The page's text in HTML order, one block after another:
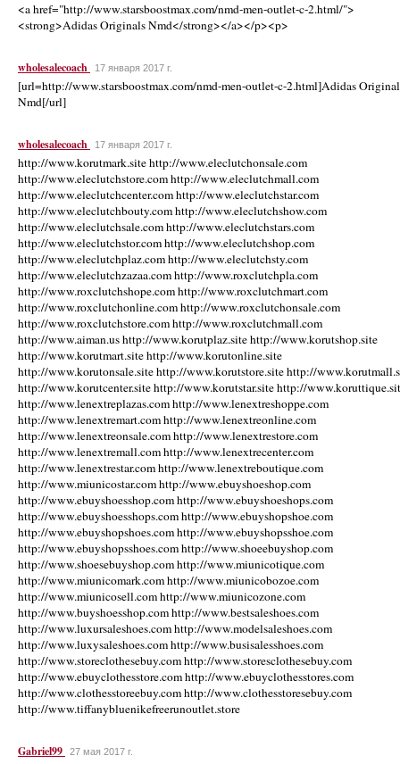
<a href="http://www.starsboostmax.com/nmd-men-outlet-c-2.html/">
<strong>Adidas Originals Nmd</strong></a></p><p>
wholesalecoach 17 января 2017 г.
[url=http://www.starsboostmax.com/nmd-men-outlet-c-2.html]Adidas
Nmd[/url]
wholesalecoach 17 января 2017 г.
http://www.korutmark.site http://www.eleclutchonsale.com
http://www.eleclutchstore.com http://www.eleclutchmall.com
http://www.eleclutchcenter.com http://www.eleclutchstar.com
http://www.eleclutchbouty.com http://www.eleclutchshow.com
http://www.eleclutchsale.com http://www.eleclutchstars.com
http://www.eleclutchstor.com http://www.eleclutchshop.com
http://www.eleclutchplaz.com http://www.eleclutchsty.com
http://www.eleclutchzazaa.com http://www.roxclutchpla.com
http://www.roxclutchshope.com http://www.roxclutchmart.com
http://www.roxclutchonline.com http://www.roxclutchonsale.com
http://www.roxclutchstore.com http://www.roxclutchmall.com
http://www.aiman.us http://www.korutplaz.site http://www.korutshop.site
http://www.korutmart.site http://www.korutonline.site
http://www.korutonsale.site http://www.korutstore.site http://
http://www.korutcenter.site http://www.korutstar.site http://
http://www.lenextreplazas.com http://www.lenextreshoppe.com
http://www.lenextremart.com http://www.lenextreonline.com
http://www.lenextreonsale.com http://www.lenextrestore.com
http://www.lenextremall.com http://www.lenextrecenter.com
http://www.lenextrestar.com http://www.lenextreboutique.com
http://www.miunicostar.com http://www.ebuyshoeshop.com
http://www.ebuyshoesshop.com http://www.ebuyshoeshops.com
http://www.ebuyshoesshops.com http://www.ebuyshopshoe.com
http://www.ebuyshopshoes.com http://www.ebuyshopsshoe.com
http://www.ebuyshopsshoes.com http://www.shoeebuyshop.com
http://www.shoesebuyshop.com http://www.miunicotique.com
http://www.miunicomark.com http://www.miunicobozoe.com
http://www.miunicosell.com http://www.miunicozone.com
http://www.buyshoesshop.com http://www.bestsaleshoes.com
http://www.luxursaleshoes.com http://www.modelsaleshoes.com
http://www.luxysaleshoes.com http://www.busisalesshoes.com
http://www.storeclothesebuy.com http://www.storesclothesebuy.com
http://www.ebuyclothesstore.com http://www.ebuyclothesstores.com
http://www.clothesstoreebuy.com http://www.clothesstoresebuy.com
http://www.tiffanybluenikefreerunoutlet.store
Gabriel99 27 мая 2017 г.